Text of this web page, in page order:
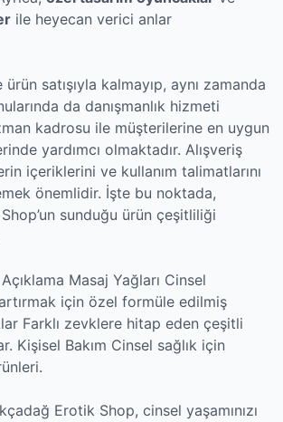
ile heyecan verici anlar
satışıyla kalmayıp, aynı zamanda
da danışmanlık hizmeti
kadrosu ile müşterilerine en uygun
yardımcı olmaktadır. Alışveriş
içeriklerini ve kullanım talimatlarını
önemlidir. İşte bu noktada,
sunduğu ürün çeşitliliği
Masaj Yağları Cinsel
için özel formüle edilmiş
Farklı zevklere hitap eden çeşitli
Kişisel Bakım Cinsel sağlık için
Erotik Shop, cinsel yaşamınızı